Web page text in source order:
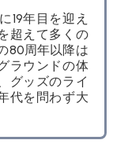
19年目を迎え
超えて多くの
80周年以降は
ラウンドの体
グッズのライ
代を問わず大